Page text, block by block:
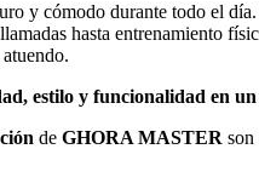
y cómodo durante todo el día.
hasta entrenamiento
estilo y funcionalidad en
de GHORA MASTER son